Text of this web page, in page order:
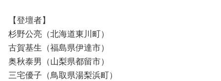
【登壇者】
杉野公亮（北海道東川町）
古賀基生（福島県伊達市）
奥秋泰男（山梨県都留市）
三宅優子（鳥取県湯梨浜町）